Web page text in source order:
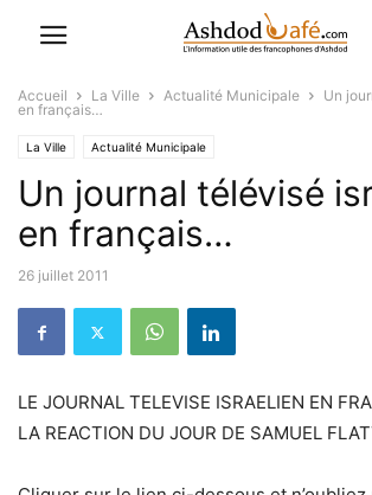
Accueil La Ville Actualité Municipale
Un
en français…
La Ville Actualité Municipale
Un journal télévisé
en français…
26 juillet 2011
LE JOURNAL TELEVISE ISRAELIEN EN
LA REACTION DU JOUR DE SAMUEL